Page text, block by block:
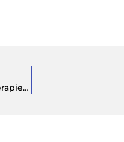
Revalideren na een nieuwe knie-operatie: zet stappen vooruit met Fysiotherapie Geulstraat